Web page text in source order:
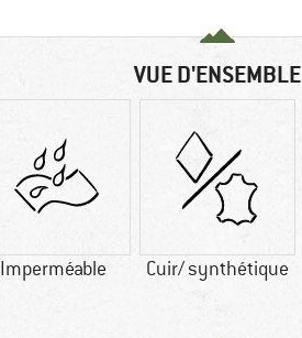
VUE D'ENSEMBLE
Imperméable Cuir/ synthétique